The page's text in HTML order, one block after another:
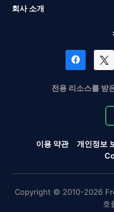
회사 소개
전용 리소스를 받
이용 약관 개인정보
Copyright © 2010-2026
호